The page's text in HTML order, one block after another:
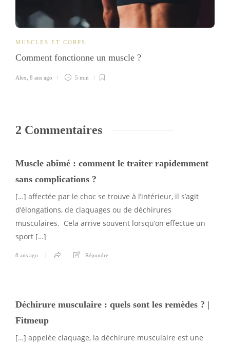
MUSCLES ET CORPS
Comment fonctionne un muscle ?
Alex 8 ans ago 5 min
2 Commentaires
Muscle abîmé : comment le traiter rapidemment
sans complications ?
[…] affectée par le choc se trouve à l’intérieur, il s’agit
d’élongations, de claquages ou de déchirures
musculaires. Cela arrive souvent lorsqu’on effectue un
sport […]
8 ans ago Répondre
Déchirure musculaire : quels sont les remèdes ? |
Fitmeup
[…] appelée claquage, la déchirure musculaire est une